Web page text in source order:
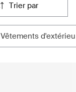
trier par
vêtements